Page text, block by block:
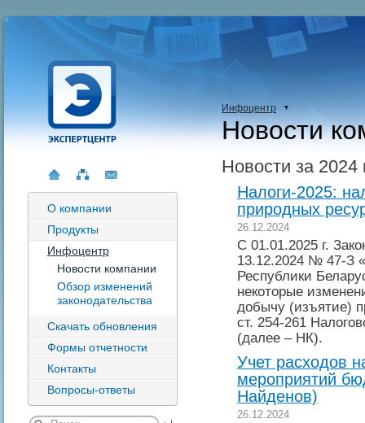
О компании
Продукты
Инфоцентр
Новости компании
Обзор изменений
законодательства
Скачать обновления
Формы отчетности
Контакты
Вопросы-ответы
Инфоцентр
Новости
Новости за 2024
Налоги-2025:
природных
26.12.2024
С 01.01.2025 г.
13.12.2024 № 47-З
Республики
некоторые
добычу (изъятие)
ст. 254-261
(далее – НК).
Учет расходов
мероприятий
Найденов)
26.12.2024